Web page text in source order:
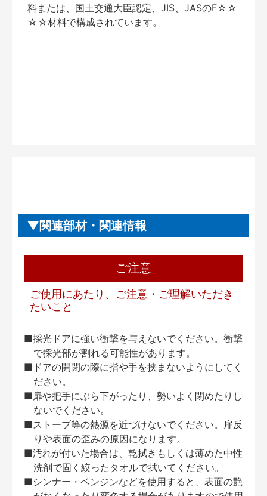
料または、国土交通大臣認定、JIS、JASのF☆☆
☆☆材料で構成されています。
関連部材・関連情報
ご注意
ご使用にあたり、ご注意・ご理解いただき
たいこと
■採光ドアに強い衝撃を与えないでください。衝撃
で採光部が割れる可能性があります。
■ドアの開閉の際に指や手を挟まないようにしてく
ださい。
■扉や把手にぶら下がったり、勢いよく閉めたりし
ないでください。
■ストーブ等の熱源を近づけないでください。扉反
りや表面の歪みの原因になります。
■汚れが付いた場合は、乾拭きもしくは薄めた中性
洗剤で固く絞ったタオルで拭いてください。
■シンナー・ベンジンなどを使用すると、表面の艶